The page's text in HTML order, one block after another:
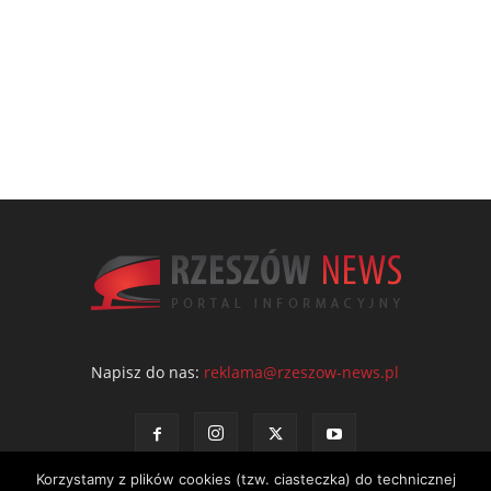
Napisz do nas: reklama@rzeszow-news.pl
Korzystamy z plików cookies (tzw. ciasteczka) do technicznej